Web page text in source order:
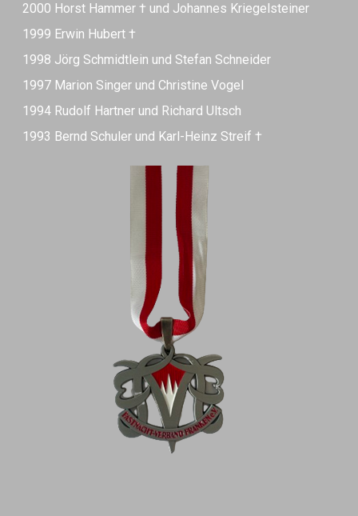
2000 Horst Hammer † und Johannes Kriegelsteiner
1999 Erwin Hubert †
1998 Jörg Schmidtlein und Stefan Schneider
1997 Marion Singer und Christine Vogel
1994 Rudolf Hartner und Richard Ultsch
1993 Bernd Schuler und Karl-Heinz Streif †